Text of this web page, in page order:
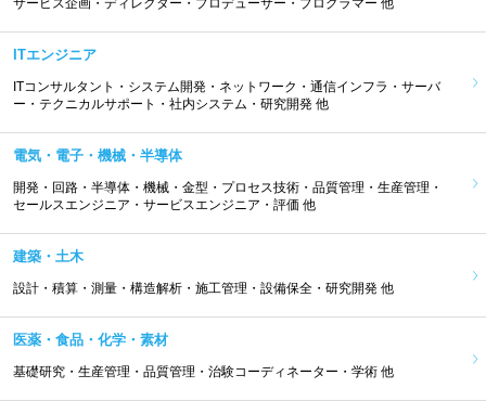
サービス企画・ディレクター・プロデューサー・プログラマー 他
ITエンジニア
ITコンサルタント・システム開発・ネットワーク・通信インフラ・サーバ
ー・テクニカルサポート・社内システム・研究開発 他
電気・電子・機械・半導体
開発・回路・半導体・機械・金型・プロセス技術・品質管理・生産管理・
セールスエンジニア・サービスエンジニア・評価 他
建築・土木
設計・積算・測量・構造解析・施工管理・設備保全・研究開発 他
医薬・食品・化学・素材
基礎研究・生産管理・品質管理・治験コーディネーター・学術 他